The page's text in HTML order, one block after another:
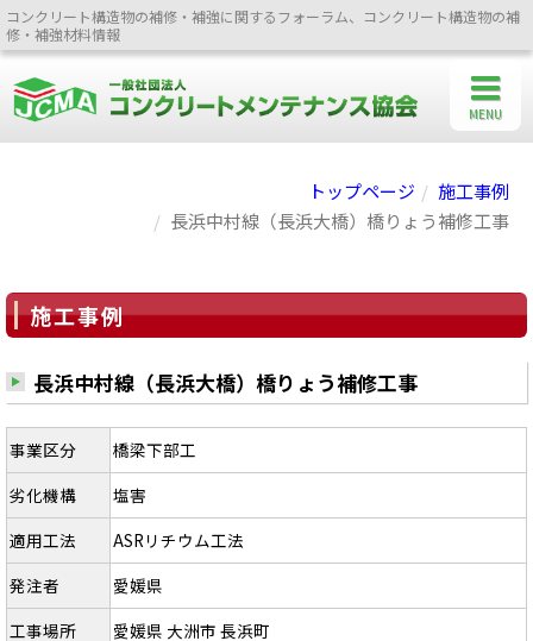
コンクリート構造物の補修・補強に関するフォーラム、コンクリート構造物の補
修・補強材料情報
トップページ
施工事例
長浜中村線（長浜大橋）橋りょう補修工事
施工事例
長浜中村線（長浜大橋）橋りょう補修工事
事業区分
橋梁下部工
劣化機構
塩害
適用工法
ASRリチウム工法
発注者
愛媛県
工事場所
愛媛県 大洲市 長浜町
MENU